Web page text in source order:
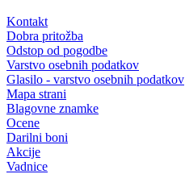
Kontakt
Dobra pritožba
Odstop od pogodbe
Varstvo osebnih podatkov
Glasilo - varstvo osebnih podatkov
Mapa strani
Blagovne znamke
Ocene
Darilni boni
Akcije
Vadnice